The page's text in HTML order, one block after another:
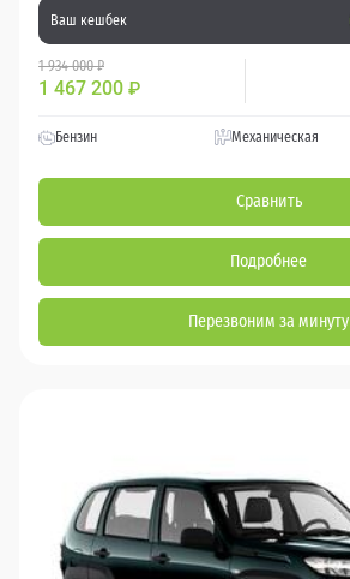
Ваш кешбек
1 934 000 ₽
1 467 200 ₽
Бензин Механическая
Сравнить
Подробнее
Перезвоним за минуту